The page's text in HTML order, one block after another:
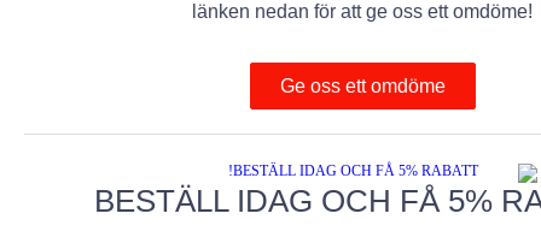
länken nedan för att ge oss ett omdöme!
Ge oss ett omdöme
BESTÄLL IDAG OCH FÅ 5%